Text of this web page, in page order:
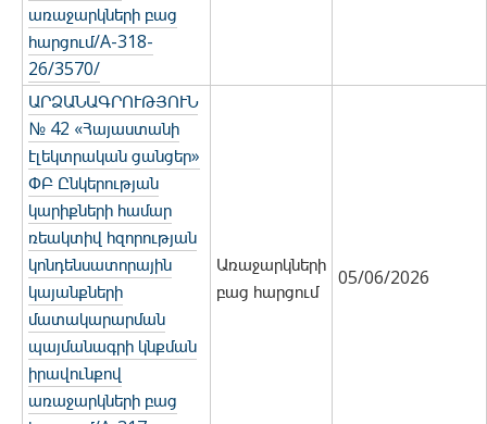
առաջարկների բաց
հարցում/A-318-
26/3570/
ԱՐՁԱՆԱԳՐՈՒԹՅՈՒՆ
№ 42 «Հայաստանի
էլեկտրական ցանցեր»
ՓԲ Ընկերության
կարիքների համար
ռեակտիվ հզորության
կոնդենսատորային
կայանքների
մատակարարման
պայմանագրի կնքման
իրավունքով
առաջարկների բաց
Առաջարկների
բաց հարցում
05/06/2026